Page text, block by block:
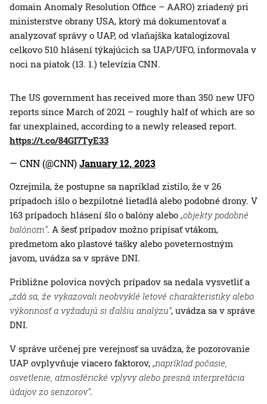
domain Anomaly Resolution Office – AARO) zriadený pri
ministerstve obrany USA, ktorý má dokumentovať a
analyzovať správy o UAP, od vlaňajška katalogizoval
celkovo 510 hlásení týkajúcich sa UAP/UFO, informovala v
noci na piatok (13. 1.) televízia CNN.
The US government has received more than 350 new UFO
reports since March of 2021 – roughly half of which are so
far unexplained, according to a newly released report.
https://t.co/84GI7TyE33
— CNN (@CNN)January 12, 2023
Ozrejmila, že postupne sa napríklad zistilo, že v 26
prípadoch išlo o bezpilotné lietadlá alebo podobné drony. V
163 prípadoch hlásení šlo o balóny alebo „objekty podobné
balónom“. A šesť prípadov možno pripísať vtákom,
predmetom ako plastové tašky alebo poveternostným
javom, uvádza sa v správe DNI.
Približne polovica nových prípadov sa nedala vysvetliť a
„zdá sa, že vykazovali neobvyklé letové charakteristiky alebo
výkonnosť a vyžadujú si ďalšiu analýzu“, uvádza sa v správe
DNI.
V správe určenej pre verejnosť sa uvádza, že pozorovanie
UAP ovplyvňuje viacero faktorov, „napríklad počasie,
osvetlenie, atmosférické vplyvy alebo presná interpretácia
údajov zo senzorov“.